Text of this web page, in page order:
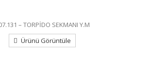
– TORPİDO SEKMANI Y.M
Ürünü Görüntüle